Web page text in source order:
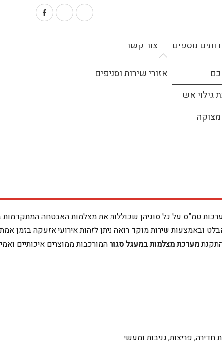
נוספים
גילוי אש
צור קשר
אזורי שירות וסניפים
מוקד אמון 99 משווקת ומתקינה מערכות טמ”ס על כל סוגיהן שכוללות את מצלמות האבטחה
שירות מוקד רואה ניתן לזהות אירועי אזעקה בזמן
מערכת מצלמות במעגל סגורהמורכבות ממוצרים איכותיים
פריצות, גניבות ומעשי